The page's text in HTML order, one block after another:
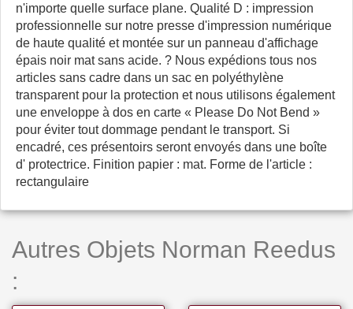
n'importe quelle surface plane. Qualité D : impression
professionnelle sur notre presse d'impression numérique
de haute qualité et montée sur un panneau d'affichage
épais noir mat sans acide. ? Nous expédions tous nos
articles sans cadre dans un sac en polyéthylène
transparent pour la protection et nous utilisons également
une enveloppe à dos en carte « Please Do Not Bend »
pour éviter tout dommage pendant le transport. Si
encadré, ces présentoirs seront envoyés dans une boîte
d' protectrice. Finition papier : mat. Forme de l'article :
rectangulaire
Autres Objets Norman Reedus
: